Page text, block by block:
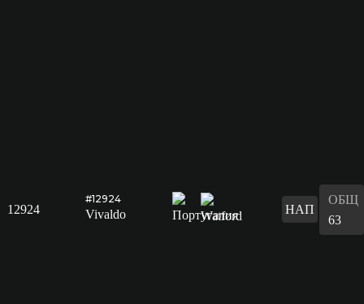
12924
#12924
Vivaldo НАП
ОБЩ
63